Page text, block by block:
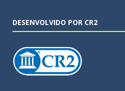
DESENVOLVIDO POR CR2